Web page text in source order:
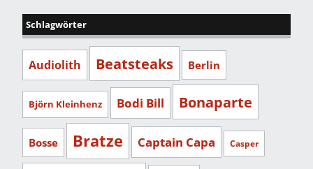
Schlagwörter
Audiolith Beatsteaks Berlin
Björn Kleinhenz Bodi Bill Bonaparte
Bosse Bratze Captain Capa Casper